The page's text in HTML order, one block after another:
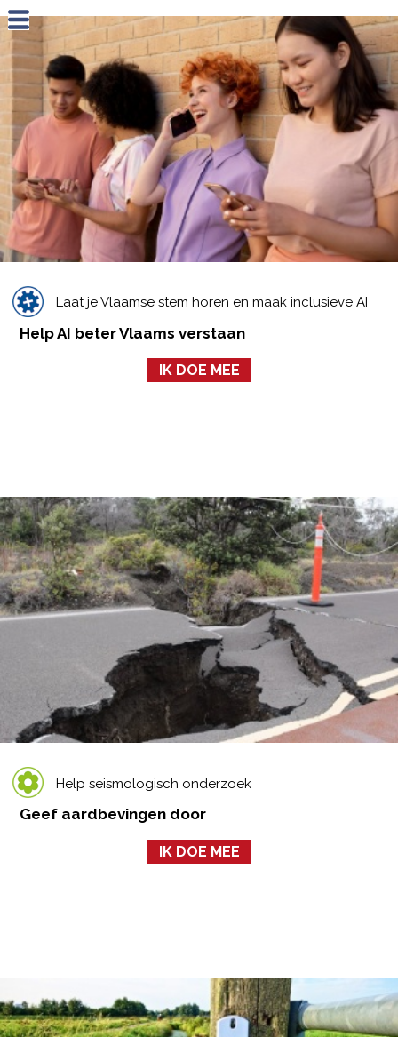
Laat je Vlaamse stem horen en maak inclusieve AI
Help AI beter Vlaams verstaan
IK DOE MEE
Help seismologisch onderzoek
Geef aardbevingen door
IK DOE MEE